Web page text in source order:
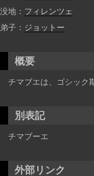
没地
フィレンツェ
弟子
ジョットー
概要
チマブエは、ゴシック
別表記
チマブーエ
外部リンク